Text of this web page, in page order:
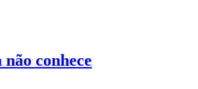
conhece